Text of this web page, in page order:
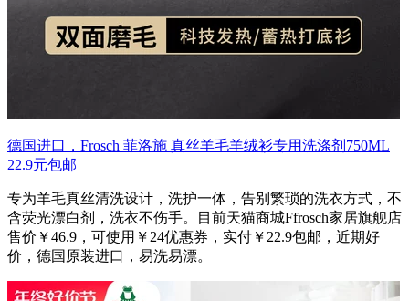
德国进口，Frosch 菲洛施 真丝羊毛羊绒衫专用洗涤剂750ML
22.9元包邮
专为羊毛真丝清洗设计，洗护一体，告别繁琐的洗衣方式，不
含荧光漂白剂，洗衣不伤手。目前天猫商城Ffrosch家居旗舰店
售价￥46.9，可使用￥24优惠券，实付￥22.9包邮，近期好
价，德国原装进口，易洗易漂。